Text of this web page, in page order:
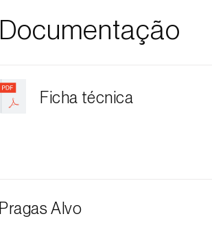
Documentação
Ficha técnica
Pragas Alvo